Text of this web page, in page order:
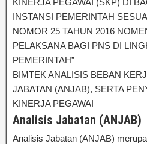
BIMTEK ANALISIS BEBAN
JABATAN (ANJAB), SERTA
KINERJA PEGAWAI
Analisis Jabatan (ANJAB)
Analisis Jabatan (ANJAB)